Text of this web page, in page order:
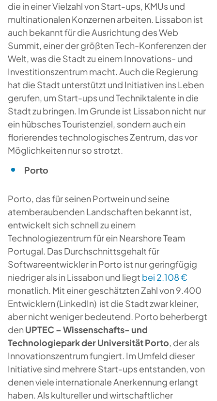
die in einer Vielzahl von Start-ups, KMUs und
multinationalen Konzernen arbeiten. Lissabon ist
auch bekannt für die Ausrichtung des Web
Summit, einer der größten Tech-Konferenzen der
Welt, was die Stadt zu einem Innovations- und
Investitionszentrum macht. Auch die Regierung
hat die Stadt unterstützt und Initiativen ins Leben
gerufen, um Start-ups und Techniktalente in die
Stadt zu bringen. Im Grunde ist Lissabon nicht nur
ein hübsches Touristenziel, sondern auch ein
florierendes technologisches Zentrum, das vor
Möglichkeiten nur so strotzt.
Porto
Porto, das für seinen Portwein und seine
atemberaubenden Landschaften bekannt ist,
entwickelt sich schnell zu einem
Technologiezentrum für ein Nearshore Team
Portugal. Das Durchschnittsgehalt für
Softwareentwickler in Porto ist nur geringfügig
niedriger als in Lissabon und liegt bei 2.108 €
monatlich. Mit einer geschätzten Zahl von 9.400
Entwicklern (LinkedIn) ist die Stadt zwar kleiner,
aber nicht weniger bedeutend. Porto beherbergt
den UPTEC – Wissenschafts- und
Technologiepark der Universität Porto, der als
Innovationszentrum fungiert. Im Umfeld dieser
Initiative sind mehrere Start-ups entstanden, von
denen viele internationale Anerkennung erlangt
haben. Als kultureller und wirtschaftlicher